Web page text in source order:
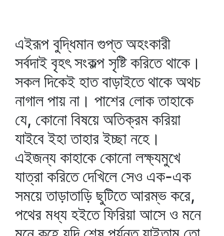
এইরূপ বুদ্ধিমান গুপ্ত অহংকারী
সর্বদাই বৃহৎ সংকল্প সৃষ্টি করিতে থাকে।
সকল দিকেই হাত বাড়াইতে থাকে অথচ
নাগাল পায় না। পাশের লোক তাহাকে
যে, কোনো বিষয়ে অতিক্রম করিয়া
যাইবে ইহা তাহার ইচ্ছা নহে।
এইজন্য কাহাকে কোনো লক্ষ্যমুখে
যাত্রা করিতে দেখিলে সেও এক-এক
সময়ে তাড়াতাড়ি ছুটিতে আরম্ভ করে,
পথের মধ্য হইতে ফিরিয়া আসে ও মনে